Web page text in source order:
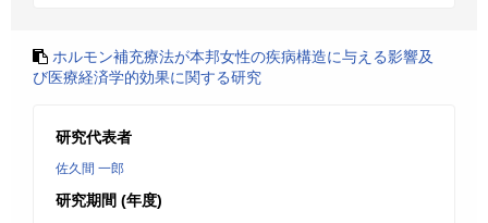
ホルモン補充療法が本邦女性の疾病構造に与える影響及
び医療経済学的効果に関する研究
研究代表者
佐久間 一郎
研究期間 (年度)